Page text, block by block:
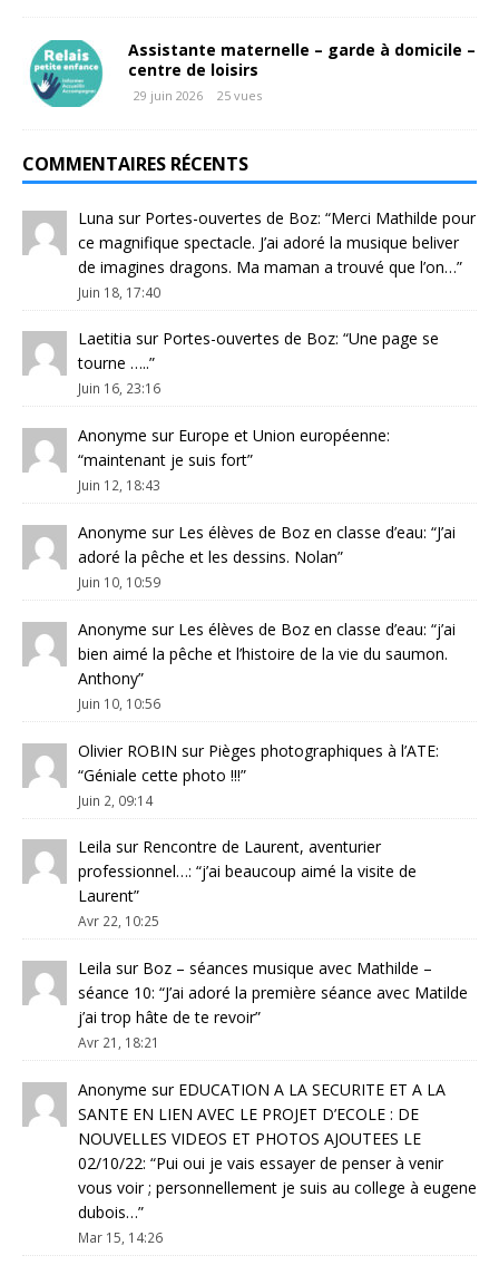
Assistante maternelle – garde à domicile –
centre de loisirs
29 juin 2026 25 vues
COMMENTAIRES RÉCENTS
Luna sur Portes-ouvertes de Boz: “Merci Mathilde pour
ce magnifique spectacle. J’ai adoré la musique beliver
de imagines dragons. Ma maman a trouvé que l’on…”
Juin 18, 17:40
Laetitia sur Portes-ouvertes de Boz: “Une page se
tourne …..”
Juin 16, 23:16
Anonyme sur Europe et Union européenne:
“maintenant je suis fort”
Juin 12, 18:43
Anonyme sur Les élèves de Boz en classe d’eau: “J’ai
adoré la pêche et les dessins. Nolan”
Juin 10, 10:59
Anonyme sur Les élèves de Boz en classe d’eau: “j’ai
bien aimé la pêche et l’histoire de la vie du saumon.
Anthony”
Juin 10, 10:56
Olivier ROBIN sur Pièges photographiques à l’ATE:
“Géniale cette photo !!!”
Juin 2, 09:14
Leila sur Rencontre de Laurent, aventurier
professionnel…: “j’ai beaucoup aimé la visite de
Laurent”
Avr 22, 10:25
Leila sur Boz – séances musique avec Mathilde –
séance 10: “J’ai adoré la première séance avec Matilde
j’ai trop hâte de te revoir”
Avr 21, 18:21
Anonyme sur EDUCATION A LA SECURITE ET A LA
SANTE EN LIEN AVEC LE PROJET D’ECOLE : DE
NOUVELLES VIDEOS ET PHOTOS AJOUTEES LE
02/10/22: “Pui oui je vais essayer de penser à venir
vous voir ; personnellement je suis au college à eugene
dubois…”
Mar 15, 14:26